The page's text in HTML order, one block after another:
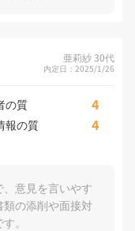
亜莉紗 30代
内定日：2025/1/26
の質 4
報の質 4
意見を言いやす
の添削や面接対
。